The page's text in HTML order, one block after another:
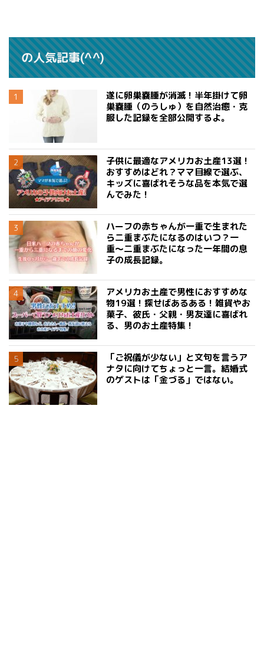
の人気記事(^^)
遂に卵巣嚢腫が消滅！半年掛けて卵
巣嚢腫（のうしゅ）を自然治癒・克
服した記録を全部公開するよ。
子供に最適なアメリカお土産13選！
おすすめはどれ？ママ目線で選ぶ、
キッズに喜ばれそうな品を本気で選
んでみた！
ハーフの赤ちゃんが一重で生まれた
ら二重まぶたになるのはいつ？一
重〜二重まぶたになった一年間の息
子の成長記録。
アメリカお土産で男性におすすめな
物19選！探せばあるある！雑貨やお
菓子、彼氏・父親・男友達に喜ばれ
る、男のお土産特集！
「ご祝儀が少ない」と文句を言うア
ナタに向けてちょっと一言。結婚式
のゲストは「金づる」ではない。